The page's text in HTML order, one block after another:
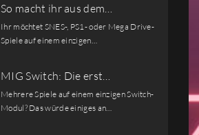
So macht ihr aus dem…
Ihr möchtet SNES-, PS1- oder Mega Drive-
Spiele auf einem einzigen…
MIG Switch: Die erst…
Mehrere Spiele auf einem einzigen Switch-
Modul? Das würde einiges an…